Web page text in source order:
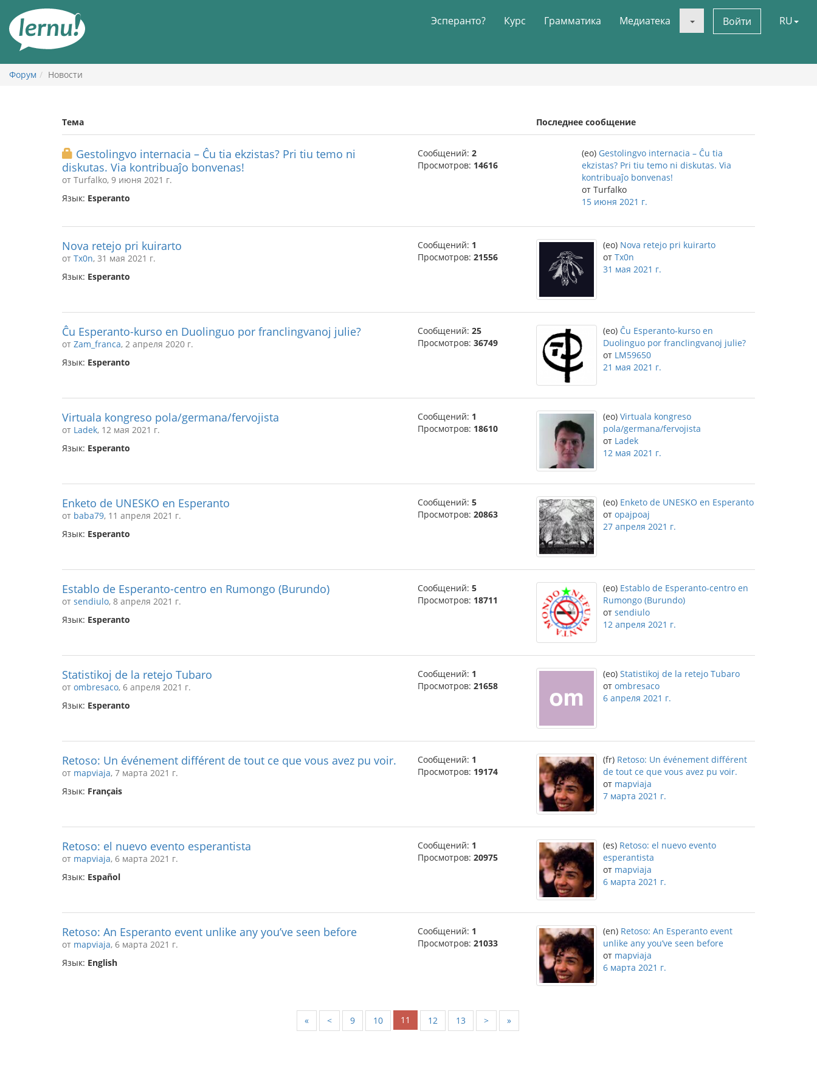
содержанию
Эсперанто? Курс Грамматика Медиатека Войти RU
Форум Новости
Тема Последнее сообщение
Gestolingvo internacia – Ĉu tia ekzistas? Pri tiu temo ni
diskutas. Via kontribuaĵo bonvenas!
от Turfalko, 9 июня 2021 г.
Язык: Esperanto
Сообщений: 2
Просмотров: 14616
(eo) Gestolingvo internacia – Ĉu tia
ekzistas? Pri tiu temo ni diskutas. Via
kontribuaĵo bonvenas!
от Turfalko
15 июня 2021 г.
Nova retejo pri kuirarto
от Tx0n, 31 мая 2021 г.
Язык: Esperanto
Сообщений: 1
Просмотров: 21556
(eo) Nova retejo pri kuirarto
от Tx0n
31 мая 2021 г.
Ĉu Esperanto-kurso en Duolinguo por franclingvanoj julie?
от Zam_franca, 2 апреля 2020 г.
Язык: Esperanto
Сообщений: 25
Просмотров: 36749
(eo) Ĉu Esperanto-kurso en
Duolinguo por franclingvanoj julie?
от LM59650
21 мая 2021 г.
Virtuala kongreso pola/germana/fervojista
от Ladek, 12 мая 2021 г.
Язык: Esperanto
Сообщений: 1
Просмотров: 18610
(eo) Virtuala kongreso
pola/germana/fervojista
от Ladek
12 мая 2021 г.
Enketo de UNESKO en Esperanto
от baba79, 11 апреля 2021 г.
Язык: Esperanto
Сообщений: 5
Просмотров: 20863
(eo) Enketo de UNESKO en Esperanto
от opajpoaj
27 апреля 2021 г.
Establo de Esperanto-centro en Rumongo (Burundo)
от sendiulo, 8 апреля 2021 г.
Язык: Esperanto
Сообщений: 5
Просмотров: 18711
(eo) Establo de Esperanto-centro en
Rumongo (Burundo)
от sendiulo
12 апреля 2021 г.
Statistikoj de la retejo Tubaro
от ombresaco, 6 апреля 2021 г.
Язык: Esperanto
Сообщений: 1
Просмотров: 21658
(eo) Statistikoj de la retejo Tubaro
от ombresaco
6 апреля 2021 г.
Retoso: Un événement différent de tout ce que vous avez pu voir.
от mapviaja, 7 марта 2021 г.
Язык: Français
Сообщений: 1
Просмотров: 19174
(fr) Retoso: Un événement différent
de tout ce que vous avez pu voir.
от mapviaja
7 марта 2021 г.
Retoso: el nuevo evento esperantista
от mapviaja, 6 марта 2021 г.
Язык: Español
Сообщений: 1
Просмотров: 20975
(es) Retoso: el nuevo evento
esperantista
от mapviaja
6 марта 2021 г.
Retoso: An Esperanto event unlike any you’ve seen before
от mapviaja, 6 марта 2021 г.
Язык: English
Сообщений: 1
Просмотров: 21033
(en) Retoso: An Esperanto event
unlike any you’ve seen before
от mapviaja
6 марта 2021 г.
« < 9 10 11 12 13 > »